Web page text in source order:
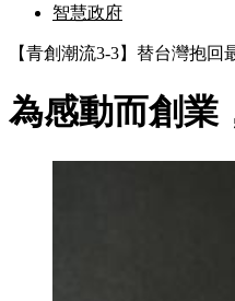
智慧政府
【青創潮流3-3】替台灣抱回
為感動而創業